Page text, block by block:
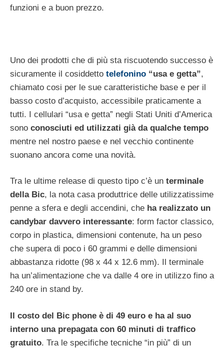
funzioni e a buon prezzo.
Uno dei prodotti che di più sta riscuotendo successo è
sicuramente il cosiddetto telefonino “usa e getta”,
chiamato cosi per le sue caratteristiche base e per il
basso costo d’acquisto, accessibile praticamente a
tutti. I cellulari “usa e getta” negli Stati Uniti d’America
sono conosciuti ed utilizzati già da qualche tempo
mentre nel nostro paese e nel vecchio continente
suonano ancora come una novità.
Tra le ultime release di questo tipo c’è un terminale
della Bic, la nota casa produttrice delle utilizzatissime
penne a sfera e degli accendini, che ha realizzato un
candybar davvero interessante: form factor classico,
corpo in plastica, dimensioni contenute, ha un peso
che supera di poco i 60 grammi e delle dimensioni
abbastanza ridotte (98 x 44 x 12.6 mm). Il terminale
ha un’alimentazione che va dalle 4 ore in utilizzo fino a
240 ore in stand by.
Il costo del Bic phone è di 49 euro e ha al suo
interno una prepagata con 60 minuti di traffico
gratuito. Tra le specifiche tecniche “in più” di un